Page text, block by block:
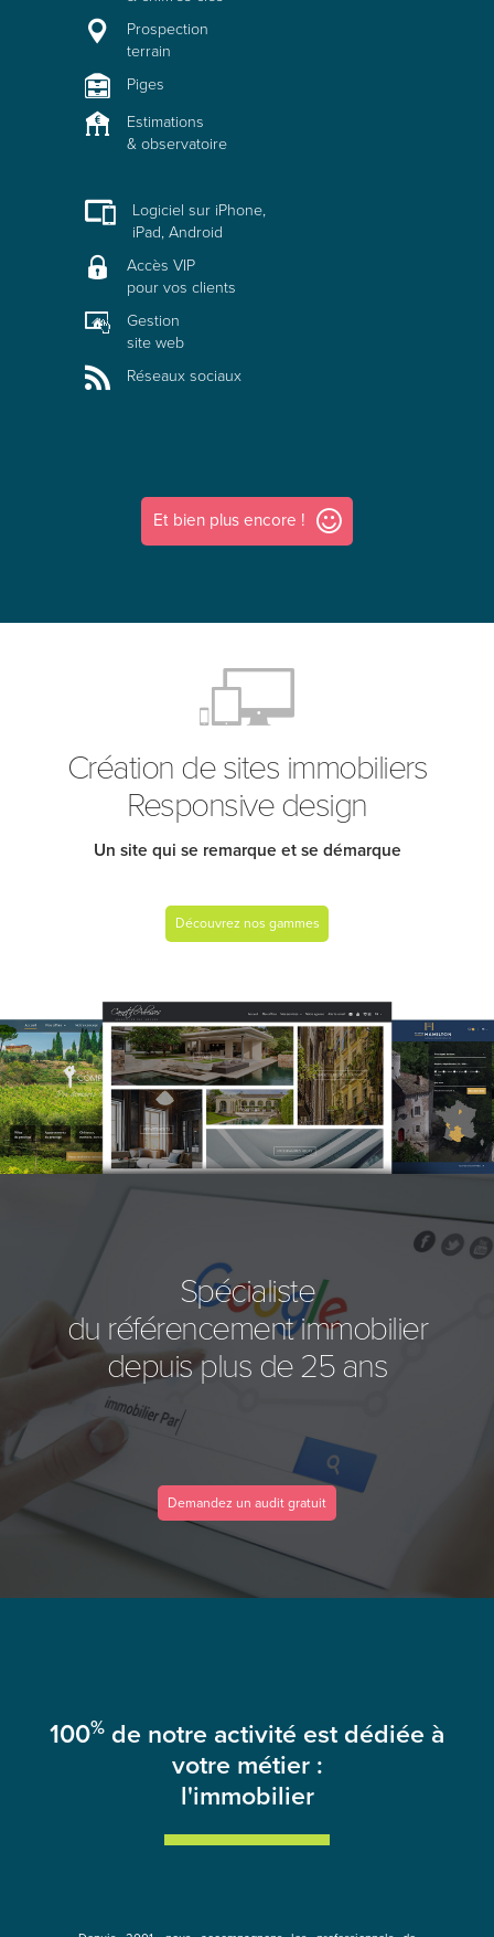
Prospection
terrain
Piges
Estimations
& observatoire
Logiciel sur iPhone,
iPad, Android
Accès VIP
pour vos clients
Gestion
site web
Réseaux sociaux
Et bien plus encore !
Création de sites immobiliers
Responsive design
Un site qui se remarque et se démarque
Découvrez nos gammes
Spécialiste
du référencement immobilier
depuis plus de 25 ans
Demandez un audit gratuit
100% de notre activité est dédiée à
votre métier :
l'immobilier